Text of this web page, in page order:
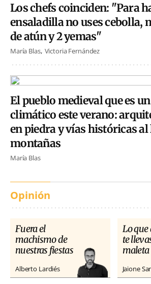
Los chefs coinciden: "Para
ensaladilla no uses cebolla,
de atún y 2 yemas"
María Blas Victoria Fernández
El pueblo medieval que es
climático este verano:
en piedra y vías históricas al
montañas
María Blas
Opinión
Fuera el
machismo de
nuestras fiestas
Alberto Lardiés
Lo que
te
maleta
Jaione